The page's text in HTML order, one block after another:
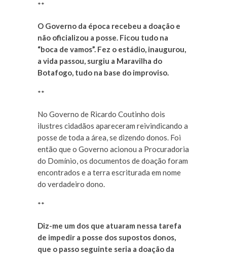
**
O Governo da época recebeu a doação e
não oficializou a posse. Ficou tudo na
“boca de vamos”. Fez o estádio, inaugurou,
a vida passou, surgiu a Maravilha do
Botafogo, tudo na base do improviso.
**
No Governo de Ricardo Coutinho dois
ilustres cidadãos apareceram reivindicando a
posse de toda a área, se dizendo donos. Foi
então que o Governo acionou a Procuradoria
do Domínio, os documentos de doação foram
encontrados e a terra escriturada em nome
do verdadeiro dono.
**
Diz-me um dos que atuaram nessa tarefa
de impedir a posse dos supostos donos,
que o passo seguinte seria a doação da